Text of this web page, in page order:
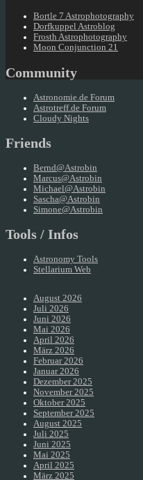
Bortle 7 Astrophotography
Dorfkuppel Astroblog
Frosth Astrophotography
Moon Conjunction 21
Community
Astronomie.de Forum
Astrotreff.de Forum
Cloudy Nights
Friends
Bernd@Astrobin
Marcus@Astrobin
Michael@Astrobin
Sascha@Astrobin
Simone@Astrobin
Tools / Infos
Astronomy Tools
Stellarium Web
August 2026
Juli 2026
Juni 2026
Mai 2026
April 2026
März 2026
Februar 2026
Januar 2026
Dezember 2025
November 2025
Oktober 2025
September 2025
August 2025
Juli 2025
Juni 2025
Mai 2025
April 2025
März 2025